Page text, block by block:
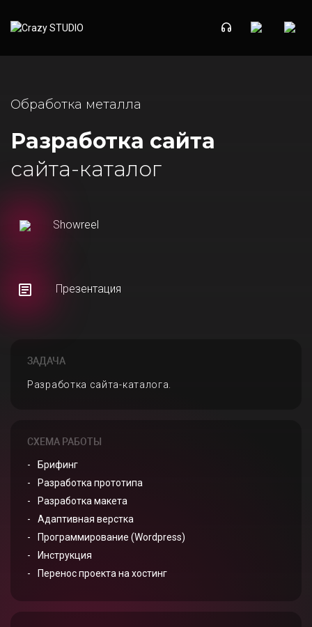
Обработка металла
Разработка сайта
сайта-каталог
Showreel
Презентация
ЗАДАЧА
Разработка сайта-каталога.
СХЕМА РАБОТЫ
Брифинг
Разработка прототипа
Разработка макета
Адаптивная верстка
Программирование (Wordpress)
Инструкция
Перенос проекта на хостинг